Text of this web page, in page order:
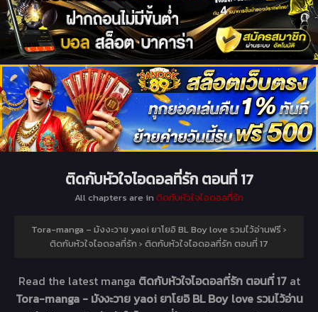
ติดกับหัวใจไอดอลที่รัก ตอนที่ 17
All chapters are in ติดกับหัวใจไอดอลที่รัก
Tora-manga – มังงะวาย yaoi ยาโยอิ BL Boy love รวมไว้อ่านฟรี ›
ติดกับหัวใจไอดอลที่รัก › ติดกับหัวใจไอดอลที่รัก ตอนที่ 17
Read the latest manga ติดกับหัวใจไอดอลที่รัก ตอนที่ 17 at
Tora-manga - มังงะวาย yaoi ยาโยอิ BL Boy love รวมไว้อ่าน